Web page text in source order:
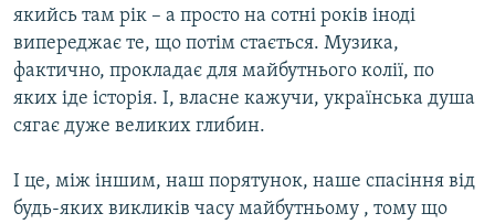
якийсь там рік – а просто на сотні років іноді
випереджає те, що потім стається. Музика,
фактично, прокладає для майбутнього колії, по
яких іде історія. І, власне кажучи, українська душа
сягає дуже великих глибин.
І це, між іншим, наш порятунок, наше спасіння від
будь-яких викликів часу майбутньому , тому що